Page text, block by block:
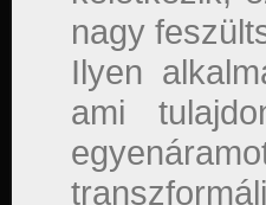
nagy
Ilyen
ami